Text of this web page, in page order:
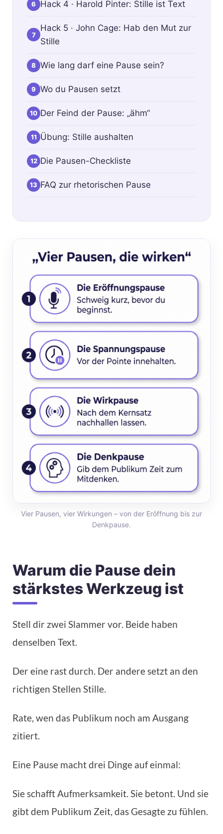
6 Hack 4 · Harold Pinter: Stille ist Text
7
Hack 5 · John Cage: Hab den Mut zur
Stille
8 Wie lang darf eine Pause sein?
9 Wo du Pausen setzt
10 Der Feind der Pause: „ähm“
11 Übung: Stille aushalten
12 Die Pausen-Checkliste
13 FAQ zur rhetorischen Pause
Vier Pausen, vier Wirkungen – von der Eröffnung bis zur
Denkpause.
Warum die Pause dein
stärkstes Werkzeug ist
Stell dir zwei Slammer vor. Beide haben
denselben Text.
Der eine rast durch. Der andere setzt an den
richtigen Stellen Stille.
Rate, wen das Publikum noch am Ausgang
zitiert.
Eine Pause macht drei Dinge auf einmal:
Sie schafft Aufmerksamkeit. Sie betont. Und sie
gibt dem Publikum Zeit, das Gesagte zu fühlen.